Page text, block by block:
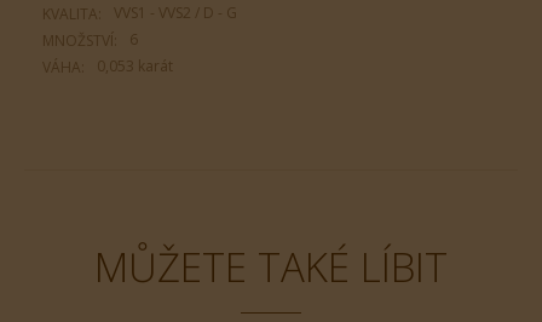
KVALITA:
VVS1 - VVS2 / D - G
MNOŽSTVÍ:
6
VÁHA:
0,053 karát
MŮŽETE TAKÉ LÍBIT